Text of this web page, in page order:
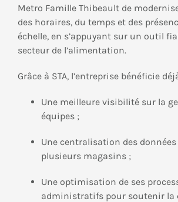
Metro Famille Thibeault de
des horaires, du temps et des
échelle, en s’appuyant sur un outil
secteur de l’alimentation.
Grâce à STA, l’entreprise bénéficie
Une meilleure visibilité sur la
équipes ;
Une centralisation des données
plusieurs magasins ;
Une optimisation de ses
administratifs pour soutenir la